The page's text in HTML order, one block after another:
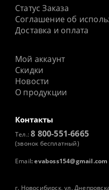
Статус Заказа
Соглашение об
Доставка и оплата
Мой аккаунт
Скидки
Новости
О продукции
Контакты
Тел.:8 800-551-6665
(звонок бесплатный)
Email: evaboss154@gmail.com
г. Новосибирск, ул.